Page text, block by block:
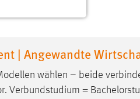
| Angewandte
wählen – beide
Verbundstudium =